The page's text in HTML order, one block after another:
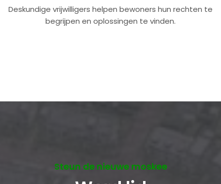
Deskundige vrijwilligers helpen bewoners hun rechten te
begrijpen en oplossingen te vinden.
Steun de nieuwe moskee